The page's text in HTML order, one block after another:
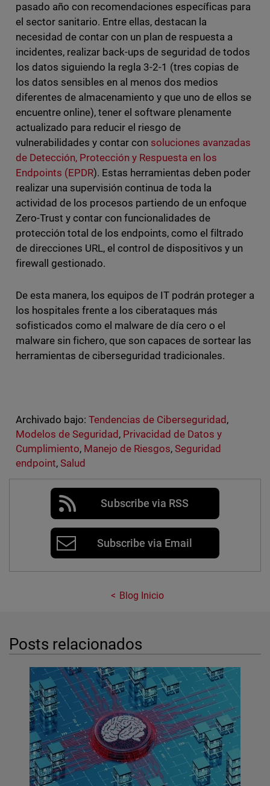
pasado año con recomendaciones específicas para
el sector sanitario. Entre ellas, destacan la
necesidad de contar con un plan de respuesta a
incidentes, realizar back-ups de seguridad de todos
los datos siguiendo la regla 3-2-1 (tres copias de
los datos sensibles en al menos dos medios
diferentes de almacenamiento y que uno de ellos se
encuentre online), tener el software plenamente
actualizado para reducir el riesgo de
vulnerabilidades y contar con soluciones avanzadas
de Detección, Protección y Respuesta en los
Endpoints (EPDR). Estas herramientas deben poder
realizar una supervisión continua de toda la
actividad de los procesos partiendo de un enfoque
Zero-Trust y contar con funcionalidades de
protección total de los endpoints, como el filtrado
de direcciones URL, el control de dispositivos y un
firewall gestionado.
De esta manera, los equipos de IT podrán proteger a
los hospitales frente a los ciberataques más
sofisticados como el malware de día cero o el
malware sin fichero, que son capaces de sortear las
herramientas de ciberseguridad tradicionales.
Archivado bajo: Tendencias de Ciberseguridad ,
Modelos de Seguridad , Privacidad de Datos y
Cumplimiento, Manejo de Riesgos,Seguridad
endpoint, Salud
Subscribe via RSS
Subscribe via Email
Blog Inicio
Posts relacionados